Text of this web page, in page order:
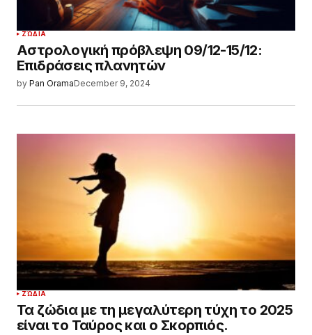
ΖΏΔΙΑ
Αστρολογική πρόβλεψη 09/12-15/12:
Επιδράσεις πλανητών
by Pan OramaDecember 9, 2024
ΖΏΔΙΑ
Τα ζώδια με τη μεγαλύτερη τύχη το 2025
είναι το Ταύρος και ο Σκορπιός.